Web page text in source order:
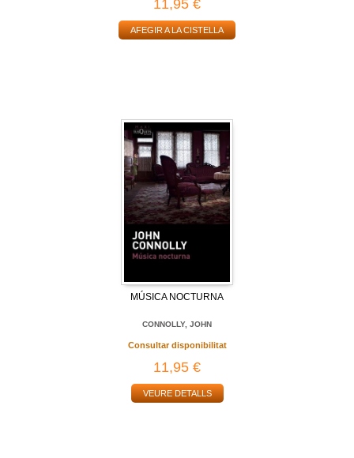
11,95 €
AFEGIR A LA CISTELLA
MÚSICA NOCTURNA
CONNOLLY, JOHN
Consultar disponibilitat
11,95 €
VEURE DETALLS